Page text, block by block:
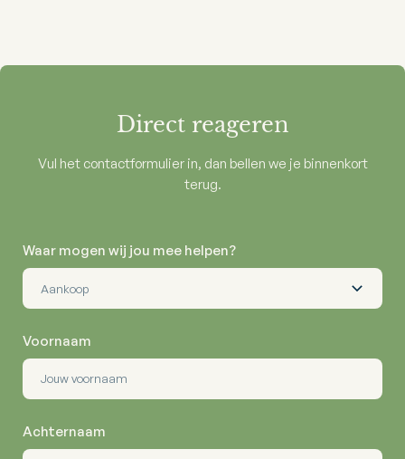
Direct reageren
Vul het contactformulier in, dan bellen we je binnenkort
terug.
Waar mogen wij jou mee helpen?
Voornaam
Achternaam